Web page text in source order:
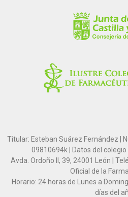
Titular: Esteban Suárez Fernández |
09810694k | Datos del
Avda. Ordoño II, 39, 24001 León |
Oficial de la
Horario: 24 horas de Lunes a
días del